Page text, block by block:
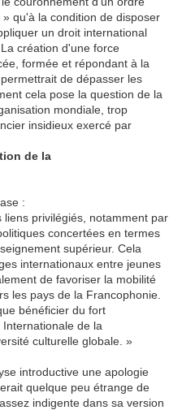
qu'à la condition de disposer
un droit international
création d'une force
formée et répondant à la
de dépasser les
cela pose la question de la
mondiale, trop
insidieux exercé par
de la
:
privilégiés, notamment par
concertées en termes
supérieur. Cela
internationaux entre jeunes
de favoriser la mobilité
les pays de la Francophonie.
bénéficier du fort
de la
culturelle globale. »
introductive une apologie
quelque peu étrange de
indigente dans sa version